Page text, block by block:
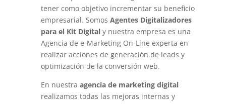
tener como objetivo incrementar su beneficio
empresarial. Somos Agentes Digitalizadores
para el Kit Digitaly nuestra empresa es una
Agencia de e-Marketing On-Line experta en
realizar acciones de generación de leads y
optimización de la conversión web.
En nuestra agencia de marketing digital
realizamos todas las mejoras internas y